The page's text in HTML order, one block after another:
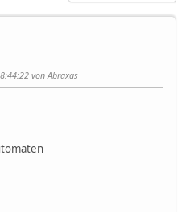
von Abraxas